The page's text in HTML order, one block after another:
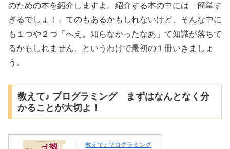
のための本を紹介しますよ。紹介する本の中には「簡単す
ぎるでしょ！」てのもあるかもしれないけど、そんな中に
も１つや２つ「へえ。知らなかったなあ」て知識が落ちて
るかもしれません。というわけで最初の１冊いきましょ
う。
教えて♪ プログラミング まずはなんとなく分
かることが大切よ！
教えて♪ プログラミング